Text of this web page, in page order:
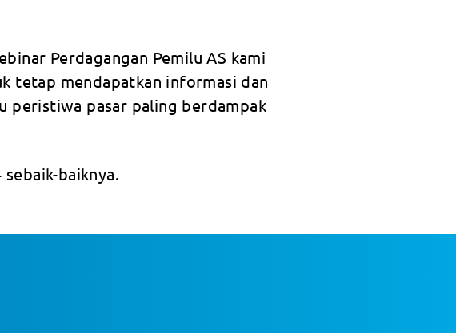
Perdagangan Pemilu AS kami
tetap mendapatkan informasi dan
peristiwa pasar paling berdampak
baiknya.